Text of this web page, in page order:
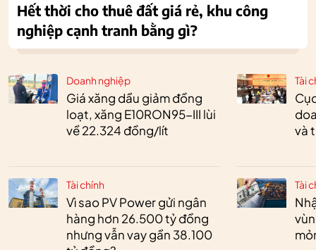
Doanh nghiệp
Giá xăng dầu giảm đồng
loạt, xăng E10RON95-III lùi
về 22.324 đồng/lít
Tài chính
Vì sao PV Power gửi ngân
hàng hơn 26.500 tỷ đồng
nhưng vẫn vay gần 38.100
Tài
và
Tài
Hết thời cho thuê đất giá rẻ, khu công
nghiệp cạnh tranh bằng gì?